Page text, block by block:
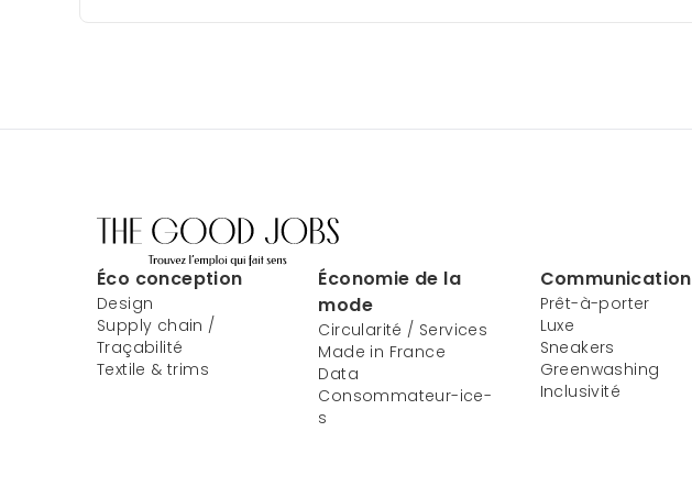
Éco conception
Design
Supply chain /
Traçabilité
Textile & trims
Économie de la
mode
Circularité / Services
Made in France
Data
Consommateur-ice-
s
Communication
Prêt-à-porter
Luxe
Sneakers
Greenwashing
Inclusivité